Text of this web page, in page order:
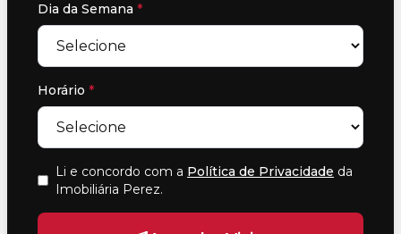
Dia da Semana *
Horário *
Li e concordo com a Política de Privacidade da
Imobiliária Perez.